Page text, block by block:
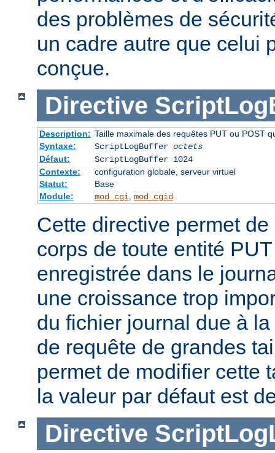
des problèmes de
un cadre autre que celui
conçue.
Directive
Description: Taille maximale des requêtes PUT ou POST
Syntaxe:
ScriptLogBuffer octets
Défaut:
ScriptLogBuffer 1024
Contexte:
configuration globale, serveur virtuel
Statut:
Base
Module:
mod_cgi, mod_cgid
Cette directive permet
corps de toute entité
enregistrée dans le
une croissance trop
du fichier journal due à
de requête de grandes
permet de modifier cette
la valeur par défaut est
Directive